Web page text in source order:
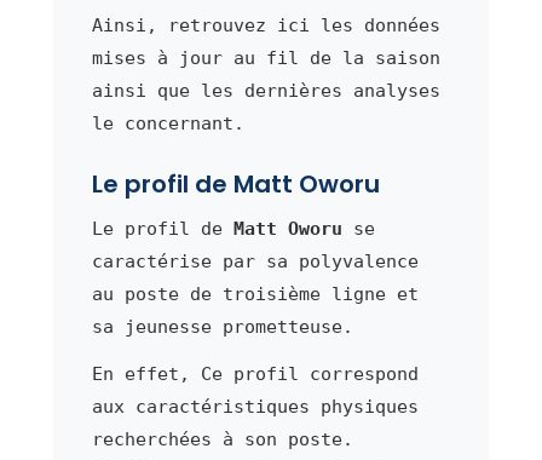
Ainsi, retrouvez ici les données
mises à jour au fil de la saison
ainsi que les dernières analyses
le concernant.
Le profil de Matt Oworu
Le profil de Matt Oworu se
caractérise par sa polyvalence
au poste de troisième ligne et
sa jeunesse prometteuse.
En effet, Ce profil correspond
aux caractéristiques physiques
recherchées à son poste.